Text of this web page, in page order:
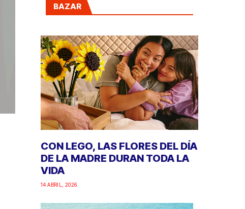
BAZAR
CON LEGO, LAS FLORES DEL DÍA
DE LA MADRE DURAN TODA LA
VIDA
14 ABRIL, 2026